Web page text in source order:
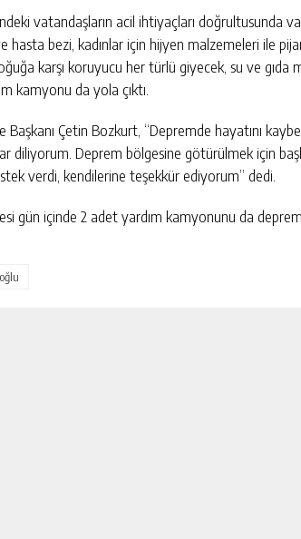
vatandaşların acil ihtiyaçları doğrultusunda
hasta bezi, kadınlar için hijyen malzemeleri ile
karşı koruyucu her türlü giyecek, su ve gıda
kamyonu da yola çıktı.
Çetin Bozkurt, “Depremde hayatını
diliyorum. Deprem bölgesine götürülmek için
verdi, kendilerine teşekkür ediyorum” dedi.
gün içinde 2 adet yardım kamyonunu da